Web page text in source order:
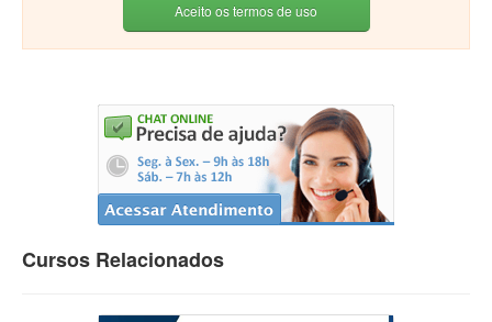
Aceito os termos de uso
Cursos Relacionados